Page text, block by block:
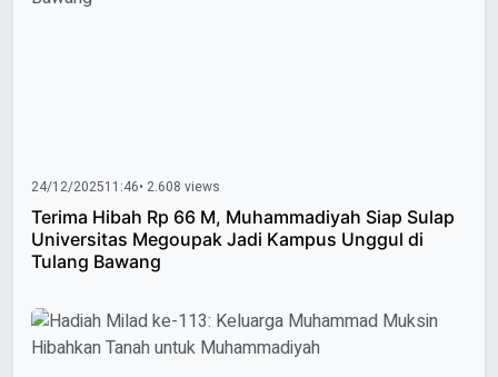
24/12/202511:46• 2.608 views
Terima Hibah Rp 66 M, Muhammadiyah Siap Sulap
Universitas Megoupak Jadi Kampus Unggul di
Tulang Bawang